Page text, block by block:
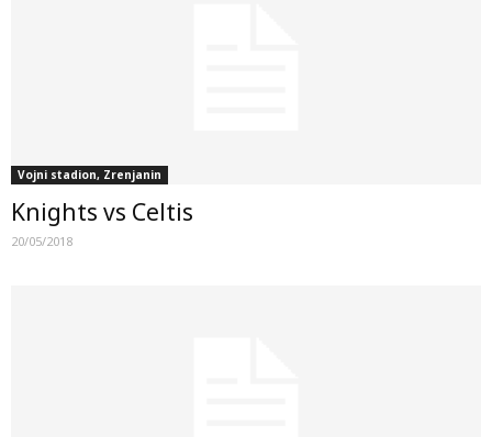
Vojni stadion, Zrenjanin
Knights vs Celtis
20/05/2018